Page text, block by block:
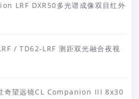
LRF DXR50多光谱成像双目红外
/ TD62-LRF 测距双光融合夜视
奇望远镜CL Companion III 8x30